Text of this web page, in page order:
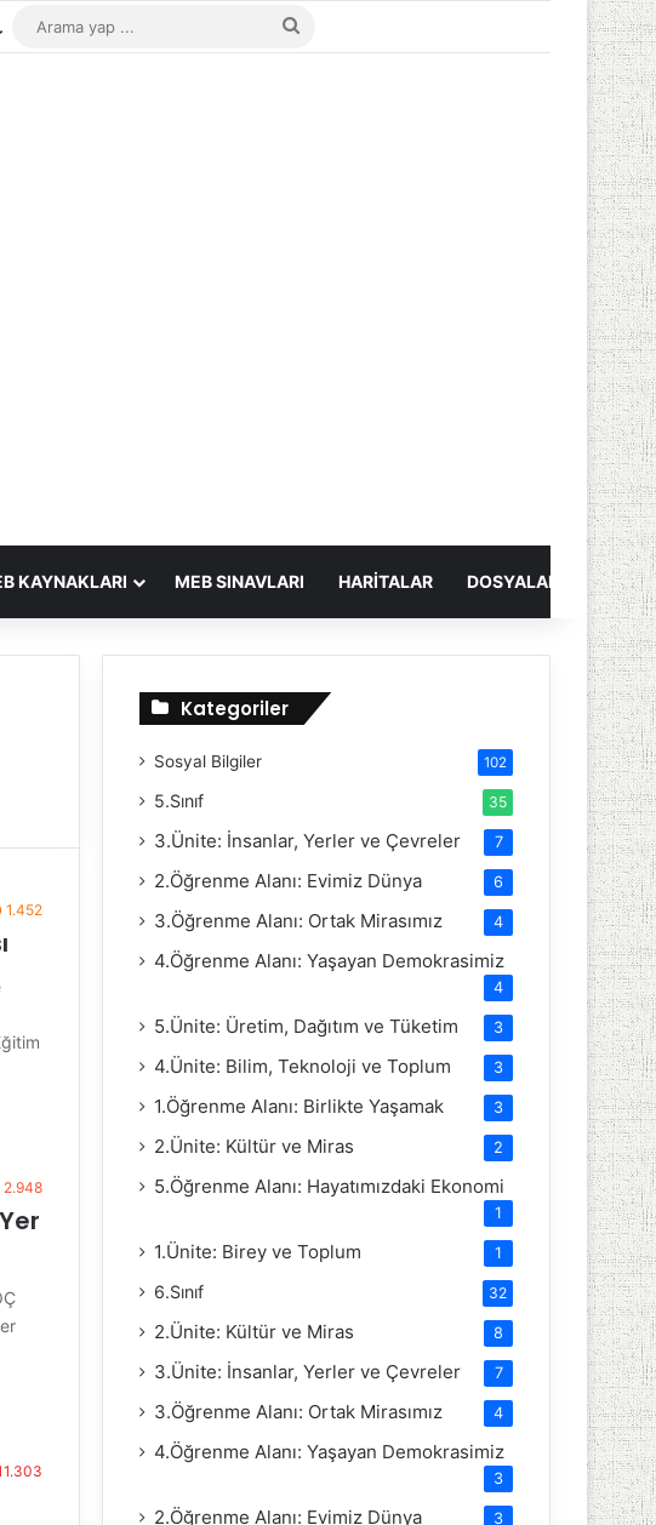
Makale
Bölmesi
Dış görünümü değiştir
Arama
KAYNAKLARI MEB SINAVLARI HARITALAR DOSYALAR
1.452
2.948
Kategoriler
Sosyal Bilgiler 102
5.Sınıf 35
3.Ünite: İnsanlar, Yerler ve Çevreler 7
2.Öğrenme Alanı: Evimiz Dünya 6
3.Öğrenme Alanı: Ortak Mirasımız 4
4.Öğrenme Alanı: Yaşayan Demokrasimiz
4
5.Ünite: Üretim, Dağıtım ve Tüketim 3
4.Ünite: Bilim, Teknoloji ve Toplum 3
1.Öğrenme Alanı: Birlikte Yaşamak 3
2.Ünite: Kültür ve Miras 2
5.Öğrenme Alanı: Hayatımızdaki Ekonomi
1
1.Ünite: Birey ve Toplum 1
6.Sınıf 32
2.Ünite: Kültür ve Miras 8
3.Ünite: İnsanlar, Yerler ve Çevreler 7
3.Öğrenme Alanı: Ortak Mirasımız 4
4.Öğrenme Alanı: Yaşayan Demokrasimiz
3
2.Öğrenme Alanı: Evimiz Dünya 3